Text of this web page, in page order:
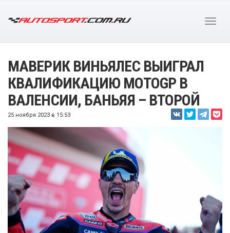
МАВЕРИК ВИНЬЯЛЕС ВЫИГРАЛ
КВАЛИФИКАЦИЮ MOTOGP В
ВАЛЕНСИИ, БАНЬЯЯ – ВТОРОЙ
25 ноября 2023 в 15:53